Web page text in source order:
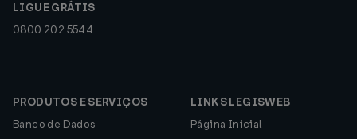
LIGUE GRÁTIS
0800 202 5544
PRODUTOS E SERVIÇOS
Banco de Dados
LINKS LEGISWEB
Página Inicial